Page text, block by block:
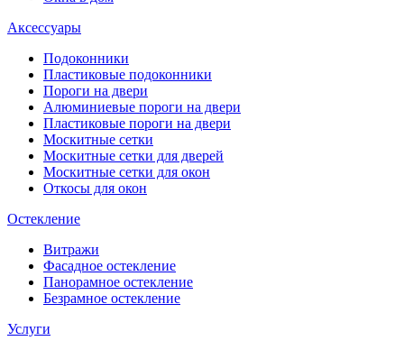
Аксессуары
Подоконники
Пластиковые подоконники
Пороги на двери
Алюминиевые пороги на двери
Пластиковые пороги на двери
Москитные сетки
Москитные сетки для дверей
Москитные сетки для окон
Откосы для окон
Остекление
Витражи
Фасадное остекление
Панорамное остекление
Безрамное остекление
Услуги